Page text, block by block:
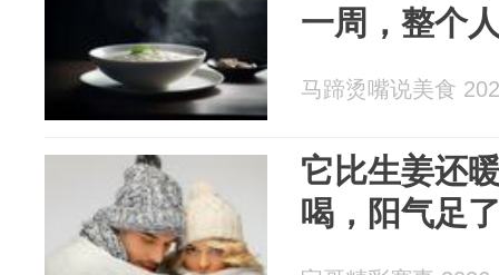
一周，整个
马蹄烫嘴说美食
它比生姜还
喝，阳气足